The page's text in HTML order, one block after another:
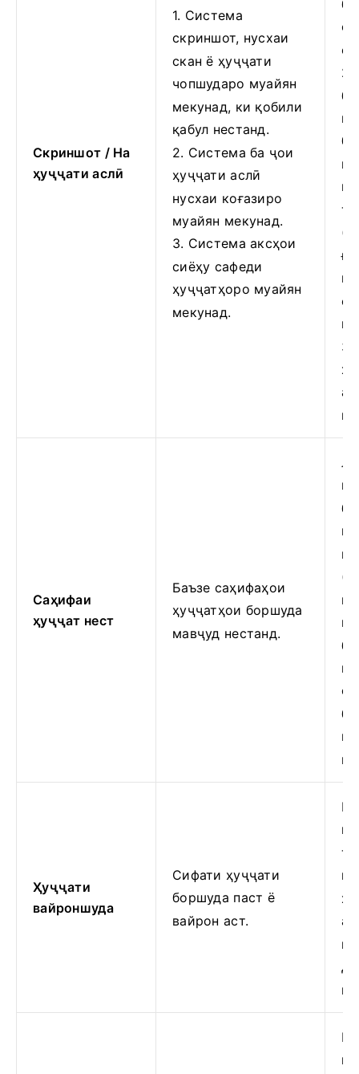
Скриншот / На
ҳуҷҷати аслӣ
1. Система
скриншот, нусхаи
скан ё ҳуҷҷати
чопшударо муайян
мекунад, ки қобили
қабул нестанд.
2. Система ба ҷои
ҳуҷҷати аслӣ
нусхаи коғазиро
муайян мекунад.
3. Система аксҳои
сиёҳу сафеди
ҳуҷҷатҳоро муайян
мекунад.
2.
3.
Саҳифаи
ҳуҷҷат нест
Баъзе саҳифаҳои
ҳуҷҷатҳои боршуда
мавҷуд нестанд.
Ҳуҷҷати
вайроншуда
Сифати ҳуҷҷати
боршуда паст ё
вайрон аст.